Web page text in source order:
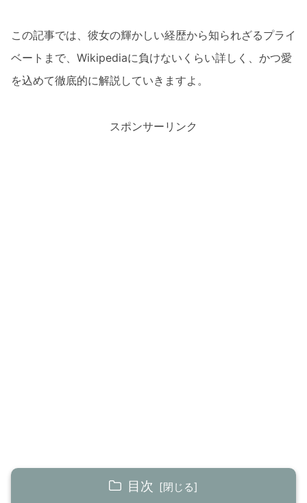
この記事では、彼女の輝かしい経歴から知られざるプライ
ベートまで、Wikipediaに負けないくらい詳しく、かつ愛
を込めて徹底的に解説していきますよ。
スポンサーリンク
目次